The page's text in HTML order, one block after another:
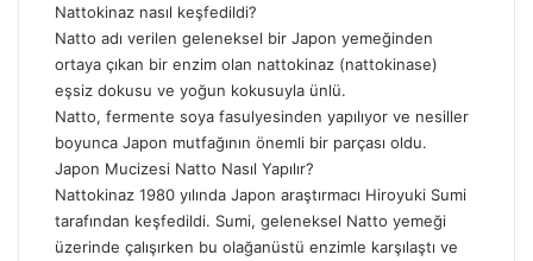
k
Nattokinaz nasıl keşfedildi?
Natto adı verilen geleneksel bir Japon yemeğinden
ortaya çıkan bir enzim olan nattokinaz (nattokinase)
eşsiz dokusu ve yoğun kokusuyla ünlü.
Natto, fermente soya fasulyesinden yapılıyor ve nesiller
boyunca Japon mutfağının önemli bir parçası oldu.
Japon Mucizesi Natto Nasıl Yapılır?
Nattokinaz 1980 yılında Japon araştırmacı Hiroyuki Sumi
tarafından keşfedildi. Sumi, geleneksel Natto yemeği
üzerinde çalışırken bu olağanüstü enzimle karşılaştı ve